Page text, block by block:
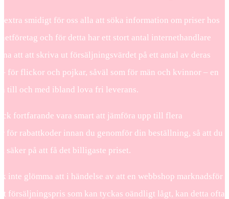
extra smidigt för oss alla att söka information om priser hos
och för detta har ett stort antal internethandlare
att att skriva ut försäljningsvärdet på ett antal av deras
för flickor och pojkar, såväl som för män och kvinnor – en
till och med ibland lova fri leverans.
fortfarande vara smart att jämföra upp till flera
för rabattkoder innan du genomför din beställning, så att du
säker på att få det billigaste priset.
inte glömma att i händelse av att en webbshop marknadsför
försäljningspris som kan tyckas oändligt lågt, kan detta ofta